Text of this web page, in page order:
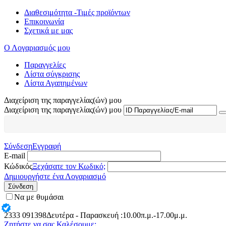
Διαθεσιμότητα -Τιμές προϊόντων
Επικοινωνία
Σχετικά με μας
Ο Λογαριασμός μου
Παραγγελίες
Λίστα σύγκρισης
Λίστα Αγαπημένων
Διαχείριση της παραγγελίας(ών) μου
Διαχείριση της παραγγελίας(ών) μου
ΣύνδεσηΕγγραφή
E-mail
ΚώδικόςΞεχάσατε τον Κωδικό;
Δημιουργήστε ένα Λογαριασμό
Σύνδεση
Να με θυμάσαι
2333 091398Δευτέρα - Παρασκευή :10.00π.μ.-17.00μ.μ.
Ζητήστε να σας Καλέσουμε: